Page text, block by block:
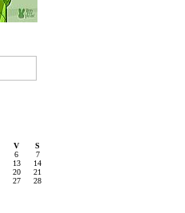
V
S
6
7
13
14
20
21
27
28